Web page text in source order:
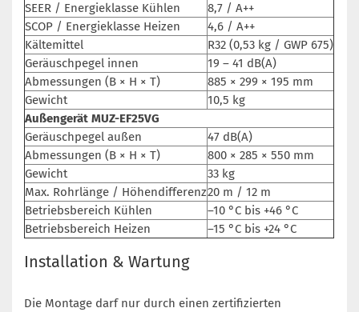
SEER / Energieklasse Kühlen
8,7 / A++
SCOP / Energieklasse Heizen
4,6 / A++
Kältemittel
R32 (0,53 kg / GWP 675)
Geräuschpegel innen
19 – 41 dB(A)
Abmessungen (B × H × T)
885 × 299 × 195 mm
Gewicht
10,5 kg
Außengerät MUZ-EF25VG
Geräuschpegel außen
47 dB(A)
Abmessungen (B × H × T)
800 × 285 × 550 mm
Gewicht
33 kg
Max. Rohrlänge / Höhendifferenz20 m / 12 m
Betriebsbereich Kühlen
–10 °C bis +46 °C
Betriebsbereich Heizen
–15 °C bis +24 °C
Installation & Wartung
Die Montage darf nur durch einen zertifizierten